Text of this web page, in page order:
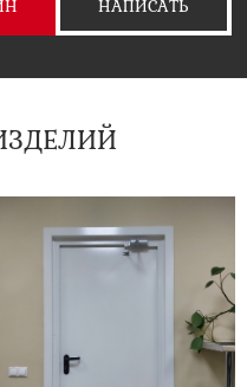
НАПИСАТЬ